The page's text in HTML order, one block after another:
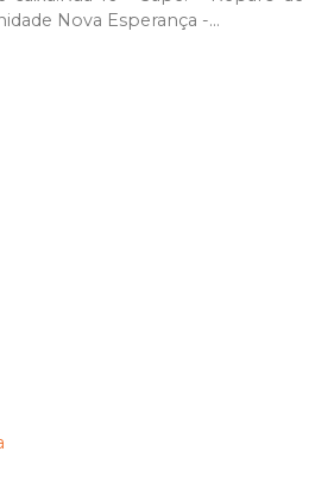
Nova Esperança -...